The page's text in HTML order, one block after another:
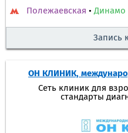
Полежаевская •Динамо
Запись
ОН КЛИНИК,
Сеть клиник для
стандарты